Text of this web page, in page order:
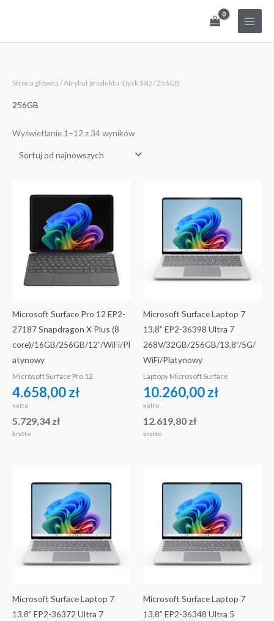
Strona główna / Atrybut produktu: Dysk SSD / 256GB
256GB
Wyświetlanie 1–12 z 34 wyników
Posortowane
według
Microsoft Surface Pro 12 EP2-
27187 Snapdragon X Plus (8
core)/16GB/256GB/12”/WiFi/Pl
atynowy
Microsoft Surface Pro 12
4.658,00zł
netto
5.729,34 zł
brutto
Microsoft Surface Laptop 7
13,8” EP2-36398 Ultra 7
268V/32GB/256GB/13,8”/5G/
WiFi/Platynowy
Laptopy Microsoft Surface
10.260,00zł
netto
12.619,80 zł
brutto
Microsoft Surface Laptop 7
13,8” EP2-36372 Ultra 7
Microsoft Surface Laptop 7
13,8” EP2-36348 Ultra 5